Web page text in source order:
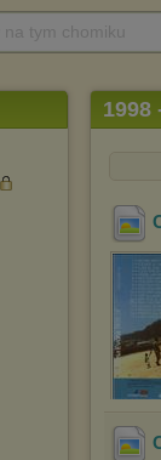
1998